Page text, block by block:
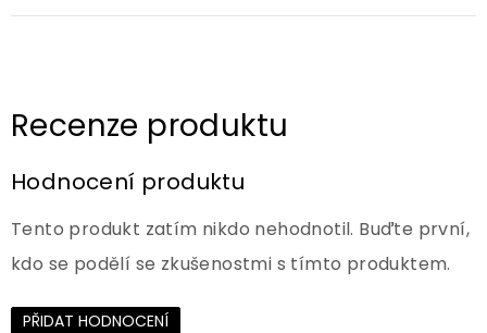
Hodnocení produktu
Tento produkt zatím nikdo nehodnotil. Buďte první,
kdo se podělí se zkušenostmi s tímto produktem.
PŘIDAT HODNOCENÍ